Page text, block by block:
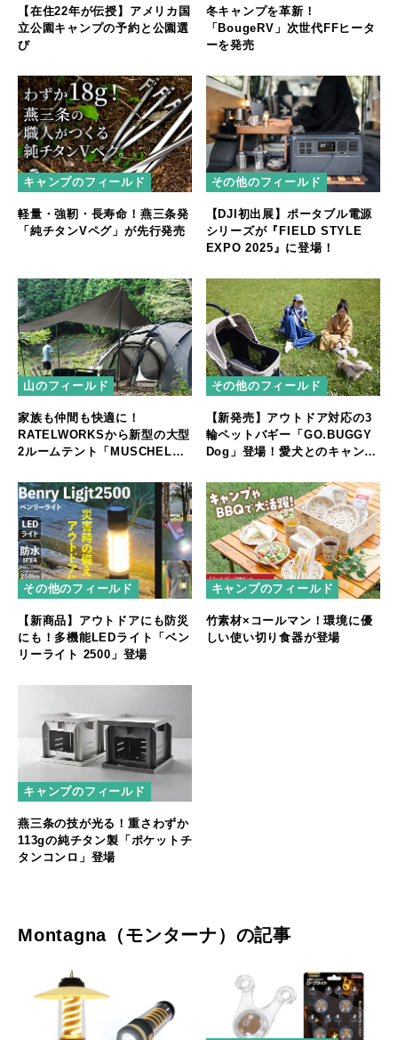
【在住22年が伝授】アメリカ国
立公園キャンプの予約と公園選
び
冬キャンプを革新！
「BougeRV」次世代FFヒータ
ーを発売
キャンプのフィールド
軽量・強靭・長寿命！燕三条発
「純チタンVペグ」が先行発売
その他のフィールド
【DJI初出展】ポータブル電源
シリーズが『FIELD STYLE
EXPO 2025』に登場！
山のフィールド
家族も仲間も快適に！
RATELWORKSから新型の大型
2ルームテント「MUSCHEL」
その他のフィールド
【新発売】アウトドア対応の3
輪ペットバギー「GO.BUGGY
Dog」登場！愛犬とのキャンプ
その他のフィールド
【新商品】アウトドアにも防災
にも！多機能LEDライト「ベン
リーライト 2500」登場
キャンプのフィールド
竹素材×コールマン！環境に優
しい使い切り食器が登場
キャンプのフィールド
燕三条の技が光る！重さわずか
113gの純チタン製「ポケットチ
タンコンロ」登場
Montagna（モンターナ）の記事